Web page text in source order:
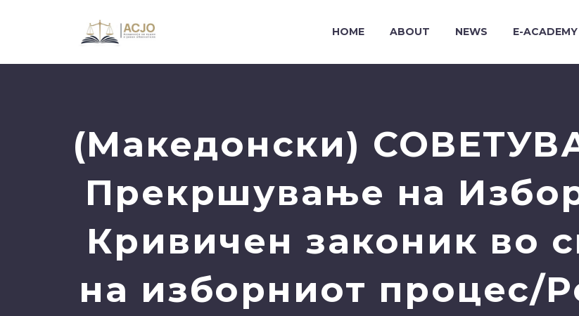
HOME ABOUT NEWS E-ACADEMY
(Македонски)
Прекршување на
Кривичен законик во
на изборниот процес/